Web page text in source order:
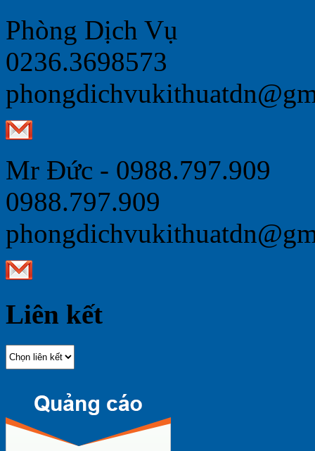
Phòng Dịch Vụ
0236.3698573
Mr Đức - 0988.797.909
0988.797.909
Liên kết